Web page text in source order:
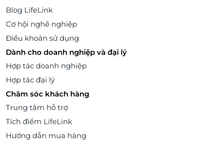
Blog LifeLink
Cơ hội nghề nghiệp
Điều khoản sử dụng
Dành cho doanh nghiệp và đại lý
Hợp tác doanh nghiệp
Hợp tác đại lý
Chăm sóc khách hàng
Trung tâm hỗ trợ
Tích điểm LifeLink
Hướng dẫn mua hàng